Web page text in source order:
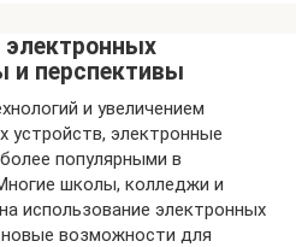
электронных
и перспективы
и увеличением
устройств, электронные
популярными в
школы, колледжи и
использование электронных
возможности для